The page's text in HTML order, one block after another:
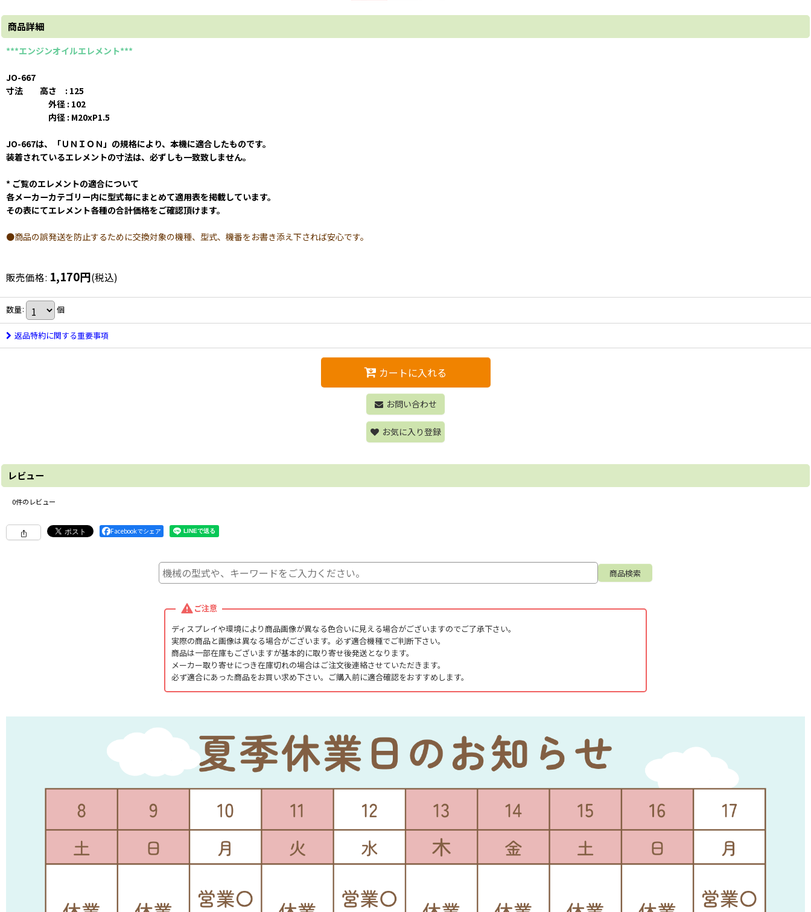
商品詳細
***エンジンオイルエレメント***
JO-667
寸法 高さ : 125
外径 : 102
内径 : M20xP1.5
JO-667は、「ＵＮＩＯＮ」の規格により、本機に適合したものです。
装着されているエレメントの寸法は、必ずしも一致致しません。
* ご覧のエレメントの適合について
各メーカーカテゴリー内に型式毎にまとめて適用表を掲載しています。
その表にてエレメント各種の合計価格をご確認頂けます。
●商品の誤発送を防止するために交換対象の機種、型式、機番をお書き添え下されば安心です。
販売価格: 1,170円(税込)
数量: 個
返品特約に関する重要事項
カートに入れる
お問い合わせ
お気に入り登録
レビュー
0件のレビュー
Facebookでシェア
ご注意
ディスプレイや環境により商品画像が異なる色合いに見える場合がございますのでご了承下さい。
実際の商品と画像は異なる場合がございます。必ず適合機種でご判断下さい。
商品は一部在庫もございますが基本的に取り寄せ後発送となります。
メーカー取り寄せにつき在庫切れの場合はご注文後連絡させていただきます。
必ず適合にあった商品をお買い求め下さい。ご購入前に適合確認をおすすめします。